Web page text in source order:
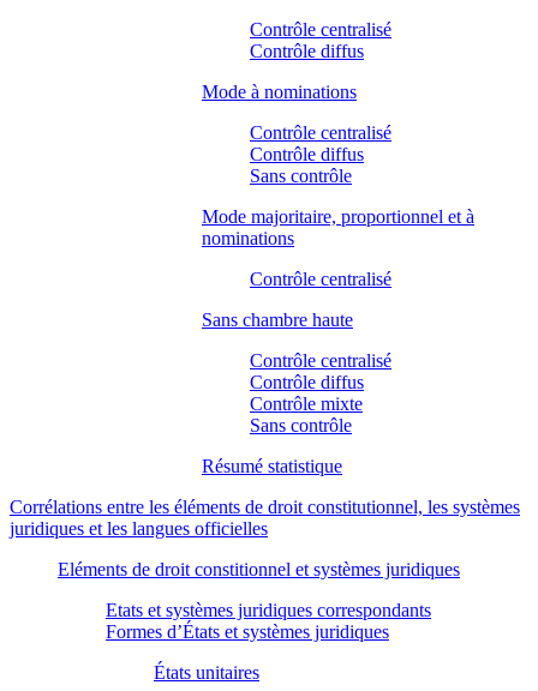
Contrôle centralisé
Contrôle diffus
Mode à nominations
Contrôle centralisé
Contrôle diffus
Sans contrôle
Mode majoritaire, proportionnel et à
nominations
Contrôle centralisé
Sans chambre haute
Contrôle centralisé
Contrôle diffus
Contrôle mixte
Sans contrôle
Résumé statistique
Corrélations entre les éléments de droit constitutionnel, les systèmes
juridiques et les langues officielles
Eléments de droit constitionnel et systèmes juridiques
Etats et systèmes juridiques correspondants
Formes d’États et systèmes juridiques
États unitaires